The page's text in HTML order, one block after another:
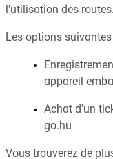
l'utilisation des routes.
Les options
appareil
Achat d'un
go.hu
Vous trouverez de